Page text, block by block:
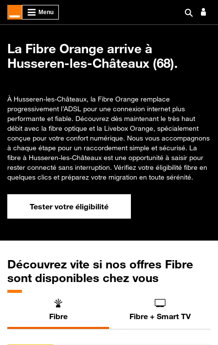
La Fibre Orange arrive à
Husseren-les-Châteaux (68).
À Husseren-les-Châteaux, la Fibre Orange remplace
progressivement l’ADSL pour une connexion internet plus
performante et fiable. Découvrez dès maintenant le très haut
débit avec la fibre optique et la Livebox Orange, spécialement
conçue pour votre confort numérique. Nous vous accompagnons
à chaque étape pour un raccordement simple et sécurisé. La
fibre à Husseren-les-Châteaux est une opportunité à saisir pour
rester connecté sans interruption. Vérifiez votre éligibilité fibre en
quelques clics et préparez votre migration en toute sérénité.
Tester votre éligibilité
Découvrez vite si nos offres Fibre
sont disponibles chez vous
Fibre Fibre + Smart TV